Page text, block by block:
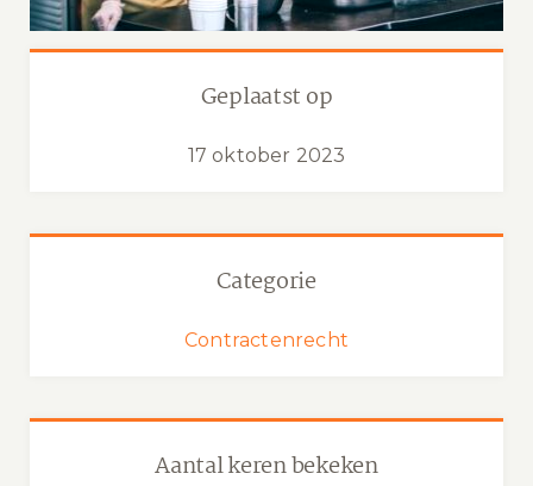
Categorie
Contractenrecht
Geplaatst op
17 oktober 2023
Aantal keren bekeken